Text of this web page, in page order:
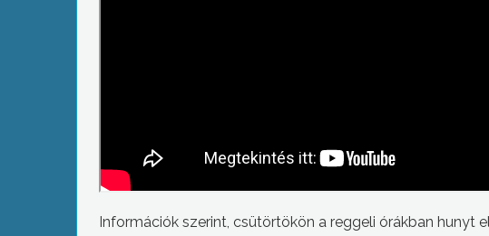
Információk szerint, csütörtökön a reggeli órákban hunyt